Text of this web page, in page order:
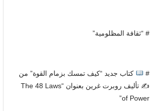
# “ثقافة المظلومية”
#
كتاب جديد “كيف تمسك بزمام القوة” من
✍
تأليف روبرت غرين بعنوان “The 48 Laws
of Power”